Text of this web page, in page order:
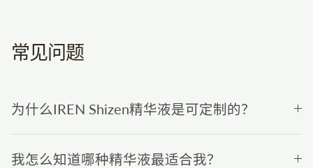
常见问题
为什么IREN Shizen精华液是可定制的？
我怎么知道哪种精华液最适合我？